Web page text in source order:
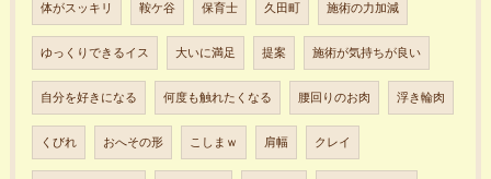
体がスッキリ 鞍ケ谷 保育士 久田町 施術の力加減
ゆっくりできるイス 大いに満足 提案 施術が気持ちが良い
自分を好きになる 何度も触れたくなる 腰回りのお肉 浮き輪肉
くびれ おへその形 こしまｗ 肩幅 クレイ